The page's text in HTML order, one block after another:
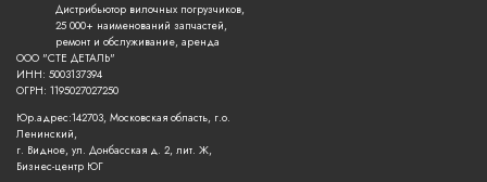
Дистрибьютор вилочных погрузчиков,
25 000+ наименований запчастей,
ремонт и обслуживание, аренда
ООО "СТЕ ДЕТАЛЬ"
ИНН: 5003137394
ОГРН: 1195027027250
Юр.адрес:142703, Московская область, г.о.
Ленинский,
г. Видное, ул. Донбасская д. 2, лит. Ж,
Бизнес-центр ЮГ